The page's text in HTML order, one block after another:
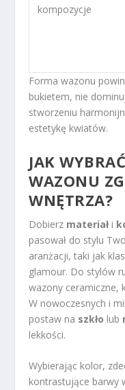
kompozycje
Forma wazonu
bukietem, nie
stworzeniu
estetykę kwiatów.
JAK
WAZONU
WNĘTRZA?
Dobierz materiałi
pasował do stylu
aranżacji, taki jak
glamour. Do stylów
wazony ceramiczne,
W nowoczesnych i
postaw na szkło lub
lekkości.
Wybierając kolor,
kontrastujące barwy